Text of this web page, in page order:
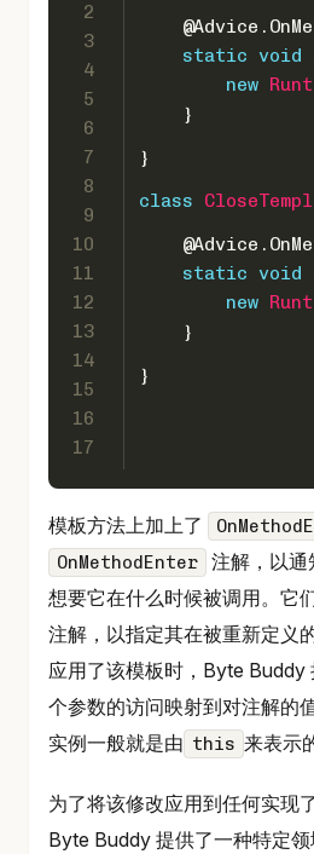
2
3
4
5
6
7
8
9
10
11
12
13
14
15
16
17
@Advice
static void
new
    }
}
class
@Advice
static void
new
    }
}
模板方法上加上了
OnMethodEnter
注解，以
想要它在什么时候被调用。它
注解，以指定其在被重新定义
应用了该模板时，Byte Buddy
个参数的访问映射到对注解的
实例一般就是由 this 来表示
为了将该修改应用到任何实现
Byte Buddy 提供了一种特定